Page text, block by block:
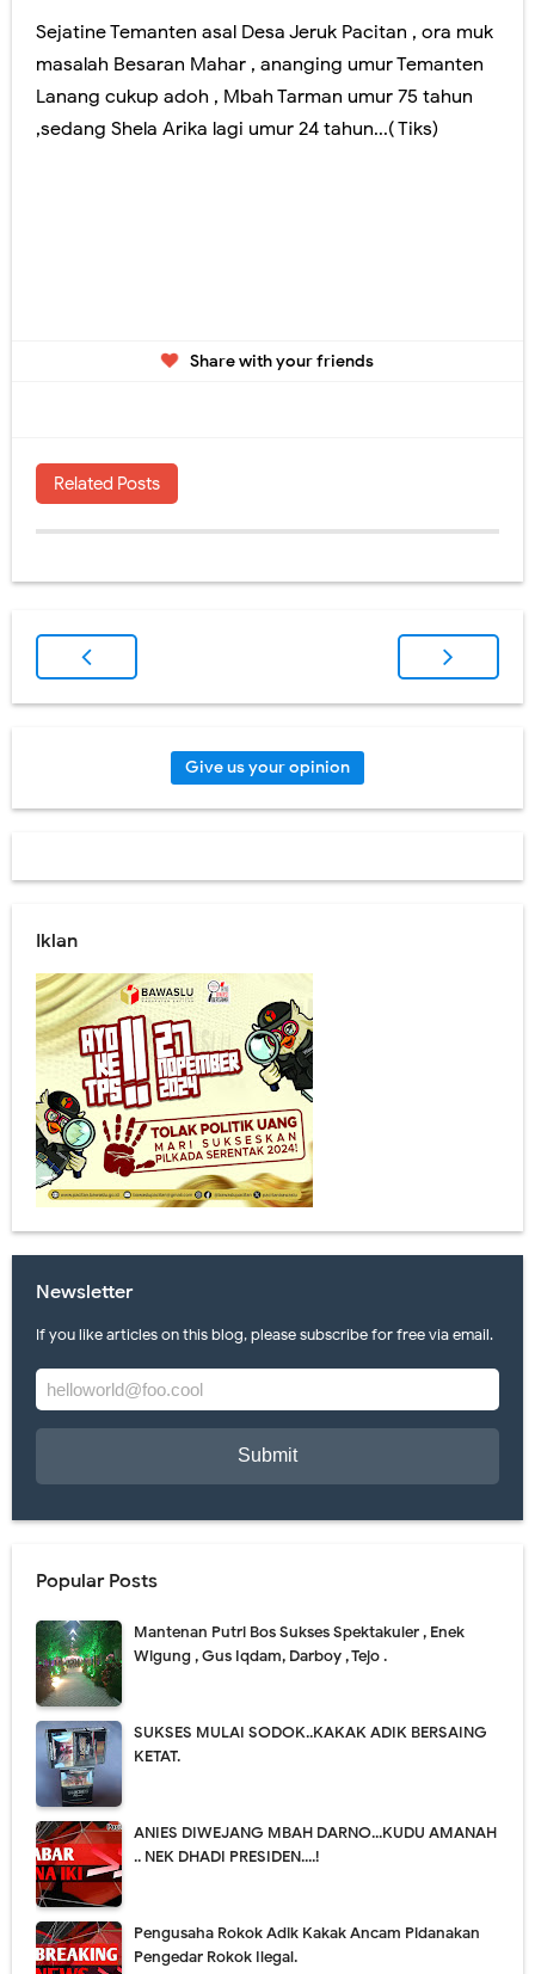
Sejatine Temanten asal Desa Jeruk Pacitan , ora muk
masalah Besaran Mahar , ananging umur Temanten
Lanang cukup adoh , Mbah Tarman umur 75 tahun
,sedang Shela Arika lagi umur 24 tahun...( Tiks)
Share with your friends
Related Posts
Give us your opinion
Iklan
Newsletter
If you like articles on this blog, please subscribe for free via email.
Popular Posts
Mantenan Putri Bos Sukses Spektakuler , Enek
Wigung , Gus Iqdam, Darboy , Tejo .
SUKSES MULAI SODOK..KAKAK ADIK BERSAING
KETAT.
ANIES DIWEJANG MBAH DARNO...KUDU AMANAH
.. NEK DHADI PRESIDEN....!
Pengusaha Rokok Adik Kakak Ancam Pidanakan
Pengedar Rokok Ilegal.